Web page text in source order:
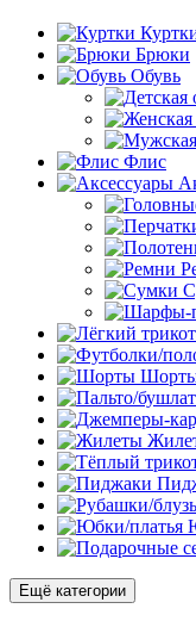
Брюки
Обувь
Флис
Ещё категории